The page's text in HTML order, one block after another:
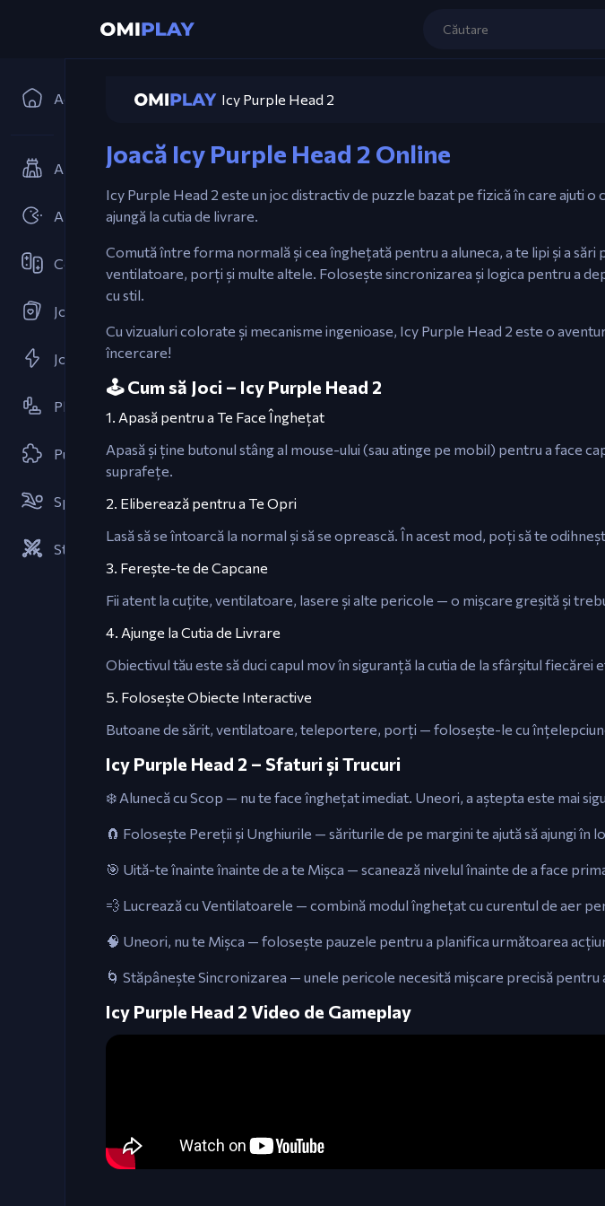
Acasă
Apărare a Turnurilor
Arcade
Cooperativ
Jocuri de Cărți
Jocuri Flash
Platformă
Puzzle
Sport
Strategii
Icy Purple Head 2
Mouse
Joacă Icy Purple Head 2 Online
Icy Purple Head 2 este un joc distractiv de puzzle bazat pe fizică în care ajuti
ajungă la cutia de livrare.
Comută între forma normală și cea înghețată pentru a aluneca, a te lipi și a
ventilatoare, porți și multe altele. Folosește sincronizarea și logica pentru a
cu stil.
Cu vizualuri colorate și mecanisme ingenioase, Icy Purple Head 2 este o
încercare!
🕹️ Cum să Joci – Icy Purple Head 2
1. Apasă pentru a Te Face Înghețat
Apasă și ține butonul stâng al mouse-ului (sau atinge pe mobil) pentru a face
suprafețe.
2. Eliberează pentru a Te Opri
Lasă să se întoarcă la normal și să se oprească. În acest mod, poți să te
3. Ferește-te de Capcane
Fii atent la cuțite, ventilatoare, lasere și alte pericole — o mișcare greșită și
4. Ajunge la Cutia de Livrare
Obiectivul tău este să duci capul mov în siguranță la cutia de la sfârșitul fiecărei
5. Folosește Obiecte Interactive
Butoane de sărit, ventilatoare, teleportere, porți — folosește-le cu
Icy Purple Head 2 – Sfaturi și Trucuri
❄️ Alunecă cu Scop — nu te face înghețat imediat. Uneori, a aștepta este mai
🧲 Folosește Pereții și Unghiurile — săriturile de pe margini te ajută să ajungi în
🎯 Uită-te înainte înainte de a te Mișca — scanează nivelul înainte de a face
💨 Lucrează cu Ventilatoarele — combină modul înghețat cu curentul de aer
🧠 Uneori, nu te Mișca — folosește pauzele pentru a planifica următoarea
🌀 Stăpânește Sincronizarea — unele pericole necesită mișcare precisă pentru
Icy Purple Head 2 Video de Gameplay